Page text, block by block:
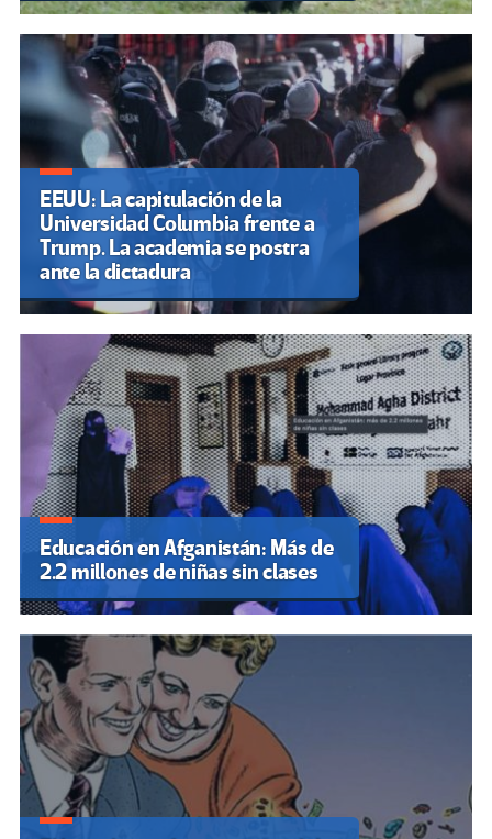
EEUU: La capitulación de la
Universidad Columbia frente a
Trump. La academia se postra
ante la dictadura
Educación en Afganistán: Más de
2.2 millones de niñas sin clases